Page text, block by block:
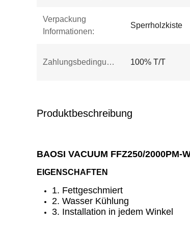
Verpackung
Informationen:
Sperrholzkiste
Zahlungsbedingungen: 100% T/T
Produktbeschreibung
BAOSI VACUUM FFZ250/
EIGENSCHAFTEN
1. Fettgeschmiert
2. Wasser Kühlung
3. Installation in jedem Winkel